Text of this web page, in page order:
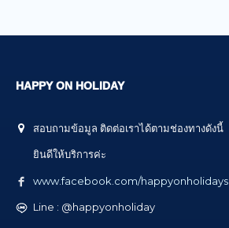
HAPPY ON HOLIDAY
สอบถามข้อมูล ติดต่อเราได้ตามช่องทางดังนี้
ยินดีให้บริการค่ะ
www.facebook.com/happyonholidays
Line : @happyonholiday